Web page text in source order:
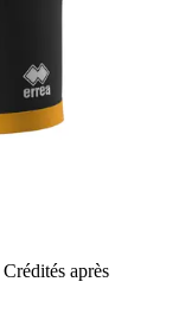
Crédités après